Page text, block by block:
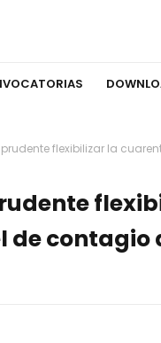
prudente flexibilizar la
de contagio